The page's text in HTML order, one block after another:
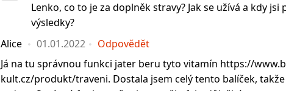
Lenko, co to je za doplněk stravy? Jak se užívá a kdy jsi
výsledky?
Alice
01.01.2022
Odpovědět
Já na tu správnou funkci jater beru tyto vitamín https://
kult.cz/produkt/traveni. Dostala jsem celý tento balíček,